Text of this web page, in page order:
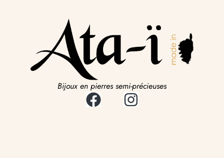
Bijoux en pierres semi-précieuses